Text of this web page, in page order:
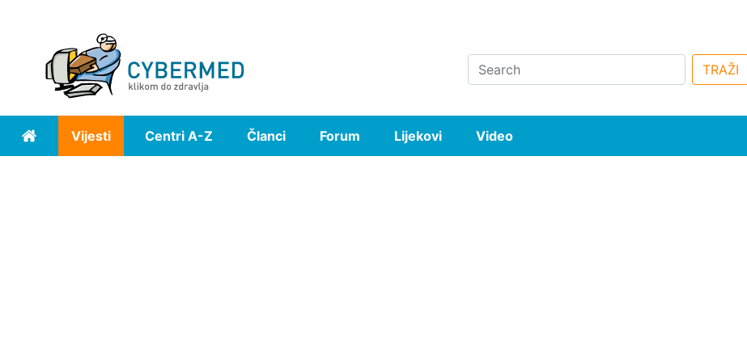
Search TRAŽI
Home Vijesti Centri A-Z Članci Forum Lijekovi Video